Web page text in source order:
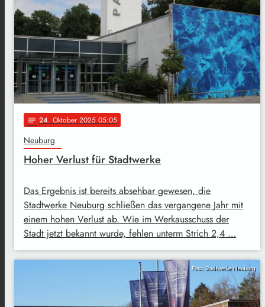
notes 24. Oktober 2025 05:05
Neuburg
Hoher Verlust für Stadtwerke
Das Ergebnis ist bereits absehbar gewesen, die
Stadtwerke Neuburg schließen das vergangene Jahr mit
einem hohen Verlust ab. Wie im Werkausschuss der
Stadt jetzt bekannt wurde, fehlen unterm Strich 2,4 …
Foto: Stadtwerke Neuburg